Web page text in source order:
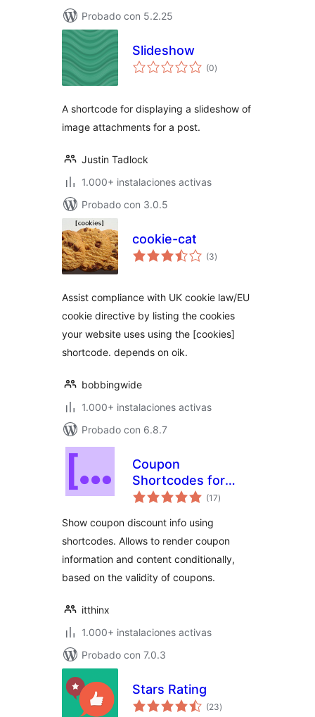
Probado con 5.2.25
Slideshow
(0total
de
)
A shortcode for displaying a slideshow of
image attachments for a post.
Justin Tadlock
1.000+ instalaciones activas
Probado con 3.0.5
cookie-cat
(3total
de
)
Assist compliance with UK cookie law/EU
cookie directive by listing the cookies
your website uses using the [cookies]
shortcode. depends on oik.
bobbingwide
1.000+ instalaciones activas
Probado con 6.8.7
Coupon
Shortcodes for
WooCommerce
(17total
de
)
Show coupon discount info using
shortcodes. Allows to render coupon
information and content conditionally,
based on the validity of coupons.
itthinx
1.000+ instalaciones activas
Probado con 7.0.3
Stars Rating
(23total
de
)